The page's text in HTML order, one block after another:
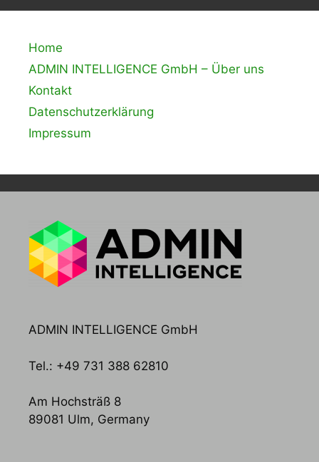
Home
ADMIN INTELLIGENCE GmbH – Über uns
Kontakt
Datenschutzerklärung
Impressum
ADMIN INTELLIGENCE GmbH
Tel.: +49 731 388 62810
Am Hochsträß 8
89081 Ulm, Germany